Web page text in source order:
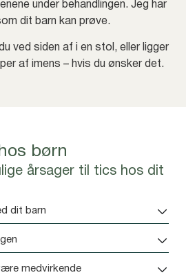
under behandlingen. Jeg har
dit barn kan prøve.
ved siden af i en stol, eller ligger
af imens – hvis du ønsker det.
børn
årsager til tics hos dit
dit barn
medvirkende